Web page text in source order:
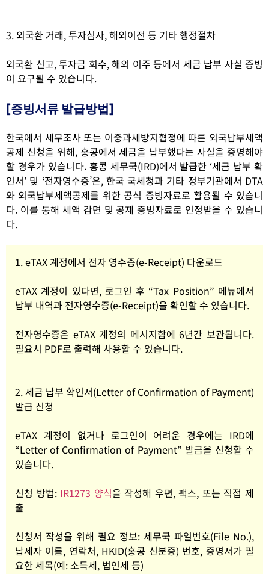
3. 외국환 거래, 투자심사, 해외이전 등 기타 행정절차
외국환 신고, 투자금 회수, 해외 이주 등에서 세금 납부 사실 증빙
이 요구될 수 있습니다.
[증빙서류 발급방법]
한국에서 세무조사 또는 이중과세방지협정에 따른 외국납부세액
공제 신청을 위해, 홍콩에서 세금을 납부했다는 사실을 증명해야
할 경우가 있습니다. 홍콩 세무국(IRD)에서 발급한 ‘세금 납부 확
인서’ 및 ‘전자영수증’은, 한국 국세청과 기타 정부기관에서 DTA
와 외국납부세액공제를 위한 공식 증빙자료로 활용될 수 있습니
다. 이를 통해 세액 감면 및 공제 증빙자료로 인정받을 수 있습니
다.
1. eTAX 계정에서 전자 영수증(e-Receipt) 다운로드
eTAX 계정이 있다면, 로그인 후 “Tax Position” 메뉴에서
납부 내역과 전자영수증(e-Receipt)을 확인할 수 있습니다.
전자영수증은 eTAX 계정의 메시지함에 6년간 보관됩니다.
필요시 PDF로 출력해 사용할 수 있습니다.
2. 세금 납부 확인서(Letter of Confirmation of Payment)
발급 신청
eTAX 계정이 없거나 로그인이 어려운 경우에는 IRD에
“Letter of Confirmation of Payment” 발급을 신청할 수
있습니다.
신청 방법: IR1273 양식을 작성해 우편, 팩스, 또는 직접 제
출
신청서 작성을 위해 필요 정보: 세무국 파일번호(File No.),
납세자 이름, 연락처, HKID(홍콩 신분증) 번호, 증명서가 필
요한 세목(예: 소득세, 법인세 등)